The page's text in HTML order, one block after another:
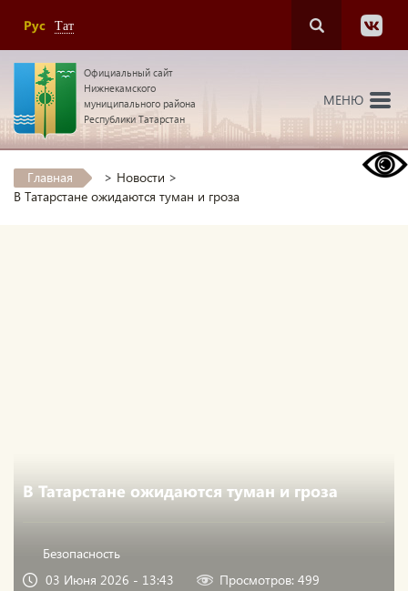
Рус Тат
Официальный сайт
Нижнекамского
муниципального района
Республики Татарстан
МЕНЮ
Главная > Новости >
В Татарстане ожидаются туман и гроза
В Татарстане ожидаются туман и гроза
Безопасность
03 Июня 2026 - 13:43
Просмотров: 499